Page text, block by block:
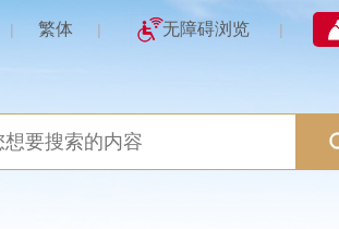
| 繁体 | 无障碍浏览 |